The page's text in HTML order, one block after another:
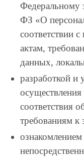
Федеральному
ФЗ «О
соответствии
актам,
данных,
разработкой и
соответствия
требованиям к